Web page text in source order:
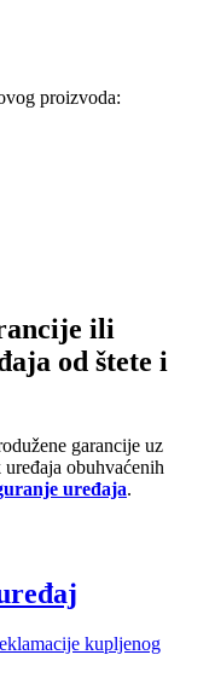
proizvoda:
ili
od štete i
garancije uz
obuhvaćenih
uređaja.
kupljenog